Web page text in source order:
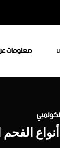
معلومات
أنواع